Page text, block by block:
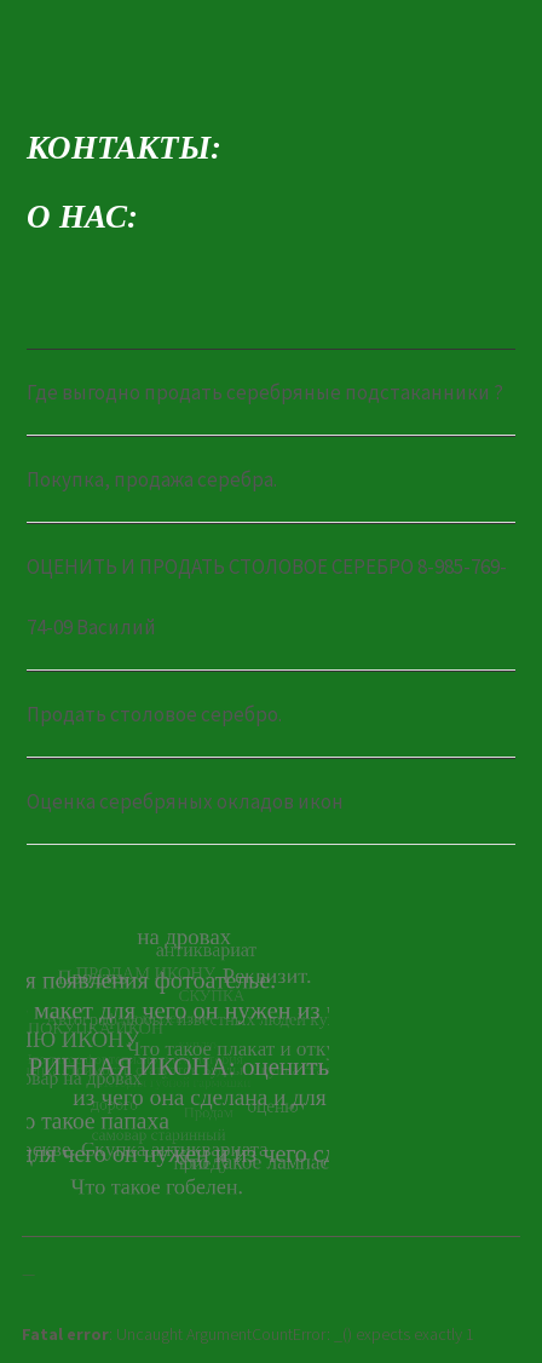
КОНТАКТЫ:
О НАС:
Где выгодно продать серебряные подстаканники ?
Покупка, продажа серебра.
ОЦЕНИТЬ И ПРОДАТЬ СТОЛОВОЕ СЕРЕБРО 8-985-769-
74-09 Василий
Продать столовое серебро.
Оценка серебряных окладов икон
—
Fatal error: Uncaught ArgumentCountError: _() expects exactly 1